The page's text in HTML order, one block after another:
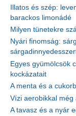
Illatos és szép:
barackos limonádé
Milyen tünetekre
Nyári finomság:
Egyes gyümölcsök
kockázatait
A menta és a
Vízi aerobikkal
A tavasz és a nyár